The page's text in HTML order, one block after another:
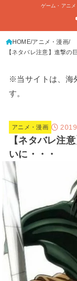
ゲーム・アニ
HOME アニメ・漫画
【ネタバレ注意】進撃
※当サイトは、海
す。
アニメ・漫画
【ネタバレ注
いに・・・